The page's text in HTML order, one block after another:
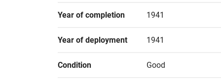
Year of completion 1941
Year of deployment 1941
Condition Good